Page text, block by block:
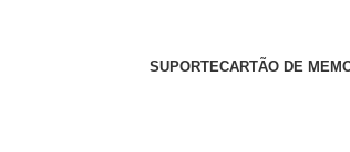
SUPORTECARTÃO DE